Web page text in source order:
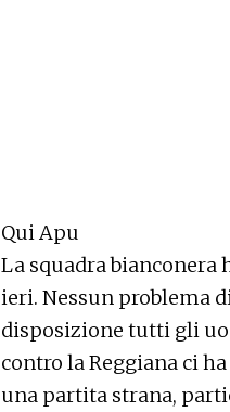
Qui Apu
La squadra
ieri. Nessun problema
disposizione tutti gli
contro la Reggiana ci
una partita strana,